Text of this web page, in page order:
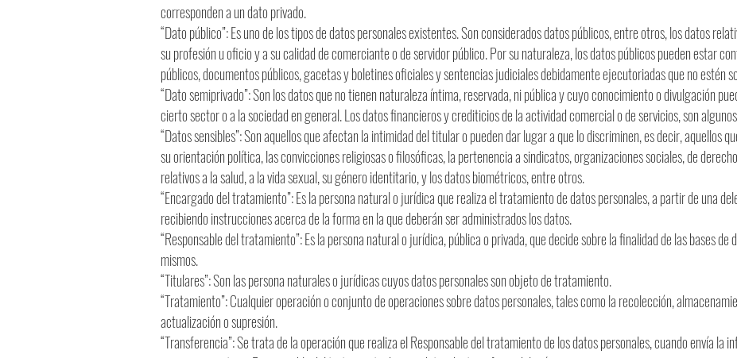
corresponden a un dato privado.
“Dato público”: Es uno de los tipos de datos personales existentes. Son considerados datos públicos, entre otros, los datos
su profesión u oficio y a su calidad de comerciante o de servidor público. Por su naturaleza, los datos públicos pueden estar
públicos, documentos públicos, gacetas y boletines oficiales y sentencias judiciales debidamente ejecutoriadas que no estén
“Dato semiprivado”: Son los datos que no tienen naturaleza íntima, reservada, ni pública y cuyo conocimiento o divulgación
cierto sector o a la sociedad en general. Los datos financieros y crediticios de la actividad comercial o de servicios, son
“Datos sensibles”: Son aquellos que afectan la intimidad del titular o pueden dar lugar a que lo discriminen, es decir, aquellos
su orientación política, las convicciones religiosas o filosóficas, la pertenencia a sindicatos, organizaciones sociales, de
relativos a la salud, a la vida sexual, su género identitario, y los datos biométricos, entre otros.
“Encargado del tratamiento”: Es la persona natural o jurídica que realiza el tratamiento de datos personales, a partir de una
recibiendo instrucciones acerca de la forma en la que deberán ser administrados los datos.
“Responsable del tratamiento”: Es la persona natural o jurídica, pública o privada, que decide sobre la finalidad de las bases
mismos.
“Titulares”: Son las persona naturales o jurídicas cuyos datos personales son objeto de tratamiento.
“Tratamiento”: Cualquier operación o conjunto de operaciones sobre datos personales, tales como la recolección,
actualización o supresión.
“Transferencia”: Se trata de la operación que realiza el Responsable del tratamiento de los datos personales, cuando envía la